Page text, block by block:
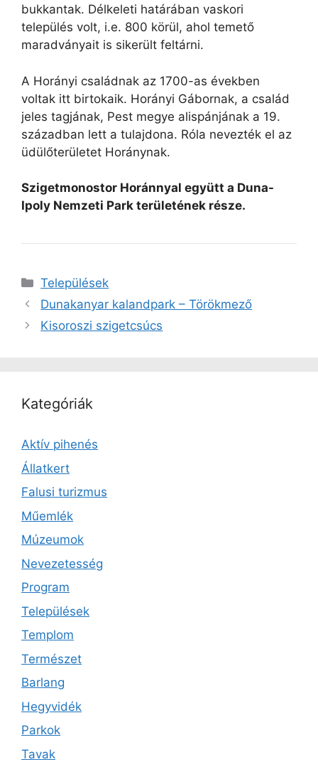
bukkantak. Délkeleti határában vaskori
település volt, i.e. 800 körül, ahol temető
maradványait is sikerült feltárni.
A Horányi családnak az 1700-as években
voltak itt birtokaik. Horányi Gábornak, a család
jeles tagjának, Pest megye alispánjának a 19.
században lett a tulajdona. Róla nevezték el az
üdülőterületet Horánynak.
Szigetmonostor Horánnyal együtt a Duna-
Ipoly Nemzeti Park területének része.
Kategória
Települések
Dunakanyar kalandpark – Törökmező
Kisoroszi szigetcsúcs
Kategóriák
Aktív pihenés
Állatkert
Falusi turizmus
Műemlék
Múzeumok
Nevezetesség
Program
Települések
Templom
Természet
Barlang
Hegyvidék
Parkok
Tavak